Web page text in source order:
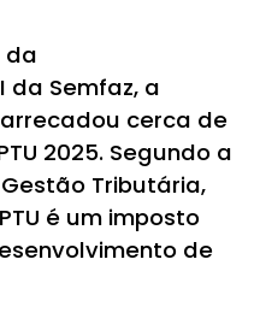
da
da Semfaz, a
cerca de
2025. Segundo a
Tributária,
é um imposto
de